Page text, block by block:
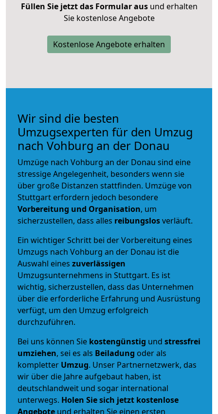
Füllen Sie jetzt das Formular ausund erhalten
Sie kostenlose Angebote
Kostenlose Angebote erhalten
Wir sind die besten
Umzugsexperten für den Umzug
nach Vohburg an der Donau
Umzüge nach Vohburg an der Donau sind eine
stressige Angelegenheit, besonders wenn sie
über große Distanzen stattfinden. Umzüge von
Stuttgart erfordern jedoch besondere
Vorbereitung und Organisation, um
sicherzustellen, dass alles reibungslosverläuft.
Ein wichtiger Schritt bei der Vorbereitung eines
Umzugs nach Vohburg an der Donau ist die
Auswahl eines zuverlässigen
Umzugsunternehmens in Stuttgart. Es ist
wichtig, sicherzustellen, dass das Unternehmen
über die erforderliche Erfahrung und Ausrüstung
verfügt, um den Umzug erfolgreich
durchzuführen.
Bei uns können Sie kostengünstig und stressfrei
umziehen, sei es als Beiladung oder als
kompletter Umzug. Unser Partnernetzwerk, das
wir über die Jahre aufgebaut haben, ist
deutschlandweit und sogar international
unterwegs. Holen Sie sich jetzt kostenlose
Angebote und erhalten Sie einen ersten